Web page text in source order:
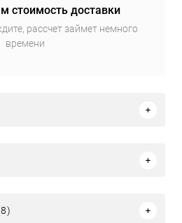
стоимость доставки
рассчет займет немного
времени